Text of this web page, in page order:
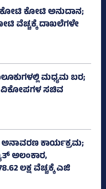
ಕೋಟಿ ಅನುದಾನ;
ವೆಚ್ಚಕ್ಕೆ ದಾಖಲೆಗಳೇ
ಮಧ್ಯಮ ಬರ;
ವಿಕೋಪಗಳ ಸಚಿವ
ಅನಾವರಣ ಕಾರ್ಯಕ್ರಮ;
ಅಲಂಕಾರ,
ಲಕ್ಷ ವೆಚ್ಚಕ್ಕೆ ಎಜಿ